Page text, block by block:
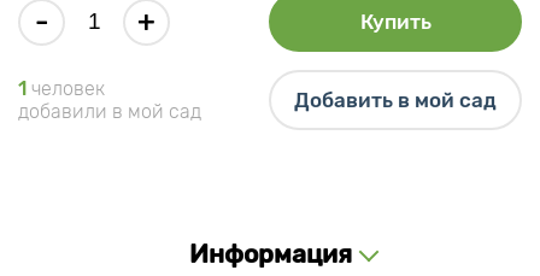
- + Купить
1 человек
добавили в мой сад
Добавить в мой сад
Информация